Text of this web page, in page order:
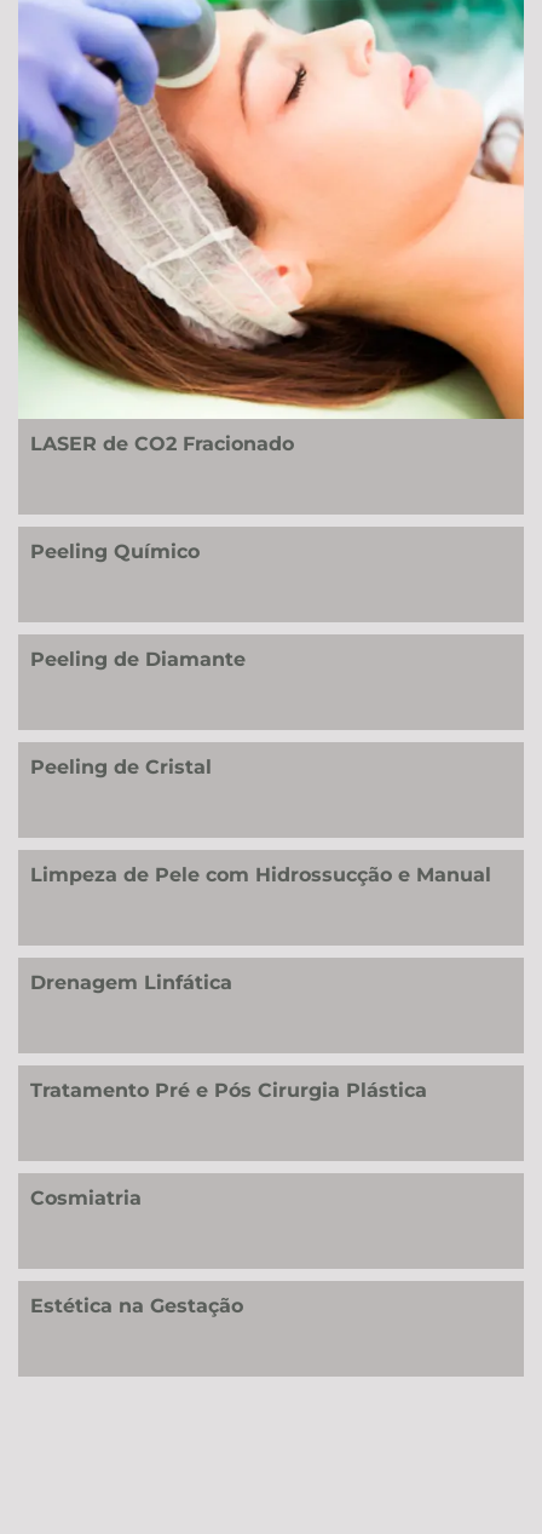
LASER de CO2 Fracionado
Peeling Químico
Peeling de Diamante
Peeling de Cristal
Limpeza de Pele com Hidrossucção e Manual
Drenagem Linfática
Tratamento Pré e Pós Cirurgia Plástica
Cosmiatria
Estética na Gestação